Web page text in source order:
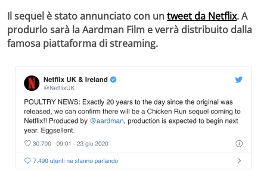
Il sequel è stato annunciato con untweet da Netflix. A
produrlo sarà la Aardman Film e verrà distribuito dalla
famosa piattaforma di streaming.